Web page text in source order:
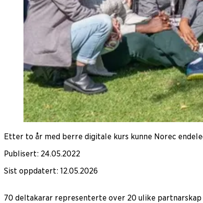
Etter to år med berre digitale kurs kunne Norec
Publisert: 24.05.2022
Sist oppdatert: 12.05.2026
70 deltakarar representerte over 20 ulike